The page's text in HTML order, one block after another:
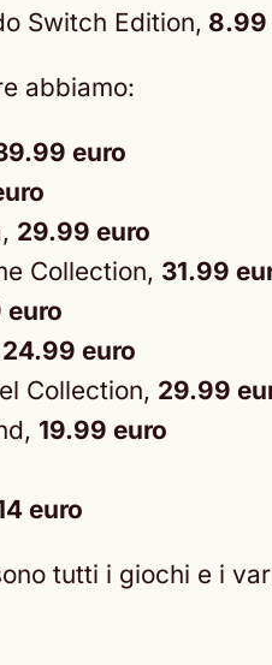
Switch Edition, 8.99
abbiamo:
euro
29.99 euro
Collection, 31.99
euro
24.99 euro
Collection, 29.99
19.99 euro
euro
tutti i giochi e i